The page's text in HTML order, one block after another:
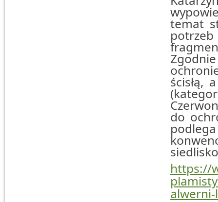
temat
ścisłą,
do
https://